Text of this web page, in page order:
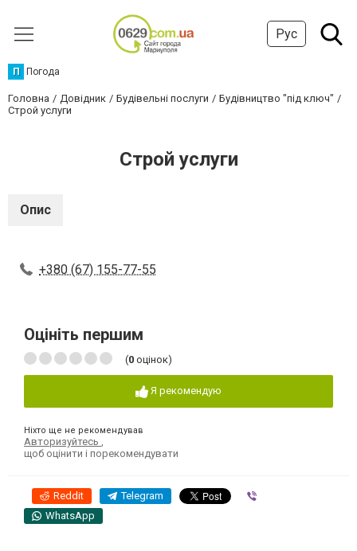
Рус
П Погода
Головна Довідник Будівельні послуги
Будівництво "під ключ"
Строй услуги
Строй услуги
Опис
+380 (67) 155-77-55
Оцініть першим
(0 оцінок)
Я рекомендую
Ніхто ще не рекомендував
Авторизуйтесь
щоб оцінити і порекомендувати
Reddit Telegram
WhatsApp